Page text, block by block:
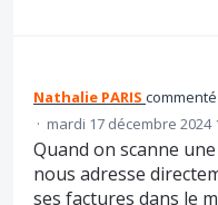
Nathalie PARIS commenté
· mardi 17 décembre 2024
Quand on scanne
nous adresse
ses factures dans le